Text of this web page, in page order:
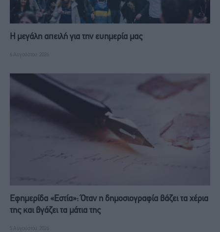
Η μεγάλη απειλή για την ευημερία μας
6 Αυγούστου, 2026
Εφημερίδα «Εστία»: Όταν η δημοσιογραφία βάζει τα χέρια
της και βγάζει τα μάτια της
5 Αυγούστου, 2026